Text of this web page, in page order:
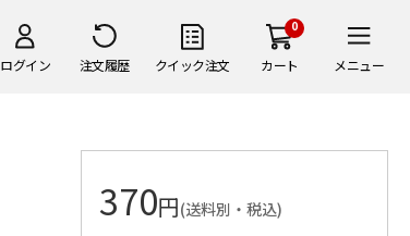
ログイン 注文履歴 クイック注文
0
カート メニュー
370円(送料別・税込)